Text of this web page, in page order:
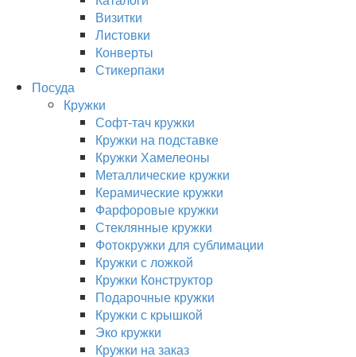
Визитки
Листовки
Конверты
Стикерпаки
Посуда
Кружки
Софт-тач кружки
Кружки на подставке
Кружки Хамелеоны
Металлические кружки
Керамические кружки
Фарфоровые кружки
Стеклянные кружки
Фотокружки для сублимации
Кружки с ложкой
Кружки Конструктор
Подарочные кружки
Кружки с крышкой
Эко кружки
Кружки на заказ